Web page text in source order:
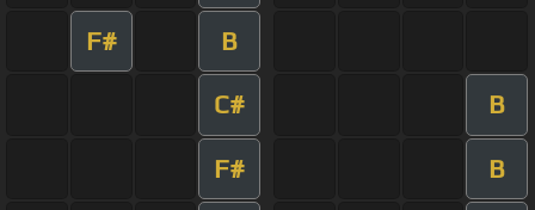
F# B
C# B
F# B